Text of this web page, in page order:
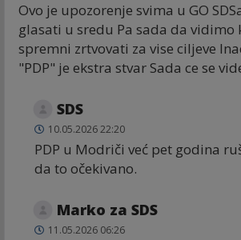
Ovo je upozorenje svima u GO
glasati u sredu Pa sada da vidimo
spremni zrtvovati za vise ciljeve
"PDP" je ekstra stvar Sada ce se
SDS
10.05.2026 22:20
PDP u Modriči već pet godina
da to očekivano.
Marko za SDS
11.05.2026 06:26